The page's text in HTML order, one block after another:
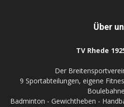
Über
TV Rhede
Der
9 Sportabteilungen, eigene
Badminton - Gewichtheben -